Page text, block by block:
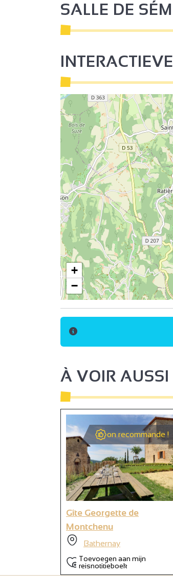
SALLE DE
3
+
−
À VOIR AUSSI
on recommande !
Gîte Georgette de
Montchenu
Bathernay
Toevoegen aan mijn
reisnotitieboek